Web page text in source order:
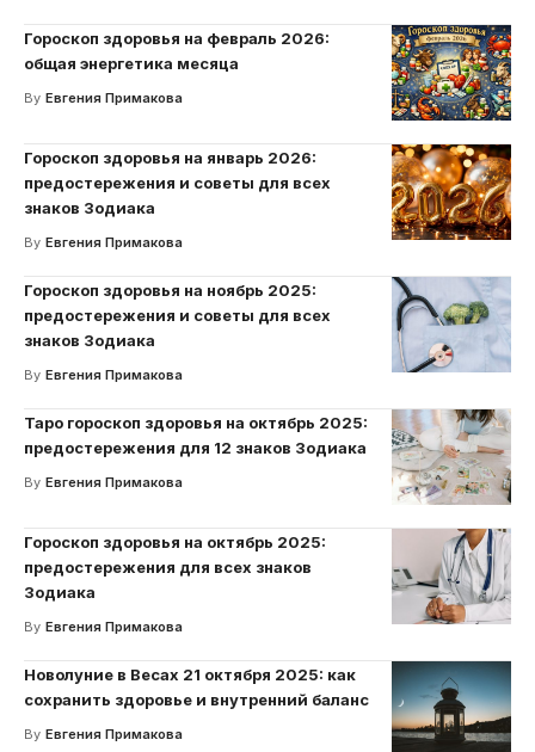
Гороскоп здоровья на февраль 2026:
общая энергетика месяца
By Евгения Примакова
Гороскоп здоровья на январь 2026:
предостережения и советы для всех
знаков Зодиака
By Евгения Примакова
Гороскоп здоровья на ноябрь 2025:
предостережения и советы для всех
знаков Зодиака
By Евгения Примакова
Таро гороскоп здоровья на октябрь 2025:
предостережения для 12 знаков Зодиака
By Евгения Примакова
Гороскоп здоровья на октябрь 2025:
предостережения для всех знаков
Зодиака
By Евгения Примакова
Новолуние в Весах 21 октября 2025: как
сохранить здоровье и внутренний баланс
By Евгения Примакова